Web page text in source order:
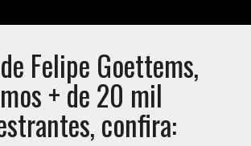
Felipe Goettems,
+ de 20 mil
confira: